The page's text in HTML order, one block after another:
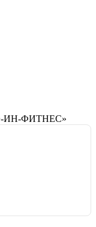
ИН-ФИТНЕС»